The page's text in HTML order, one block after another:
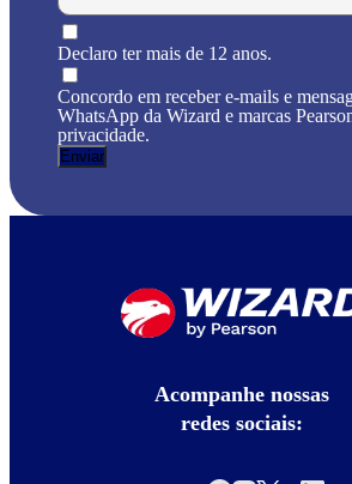
Declaro ter mais de 12 anos.
Concordo em receber e-mails e
WhatsApp da Wizard e marcas
privacidade.
Acompanhe nossas
redes sociais: